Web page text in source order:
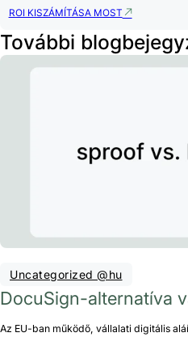
ROI KISZÁMÍTÁSA MOST
További
Uncategorized @hu
DocuSign-alternatíva
Az EU-ban működő, vállalati digitális